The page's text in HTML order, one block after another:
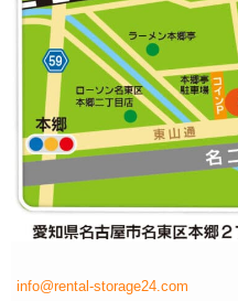
info@rental-storage24.com